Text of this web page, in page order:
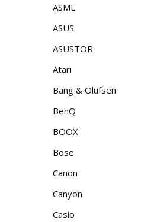
ASML
ASUS
ASUSTOR
Atari
Bang & Olufsen
BenQ
BOOX
Bose
Canon
Canyon
Casio